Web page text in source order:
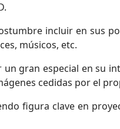
incluir en sus
músicos, etc.
gran especial en su
cedidas por el
figura clave en